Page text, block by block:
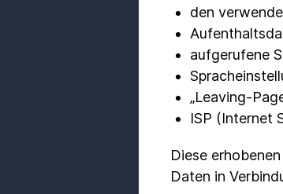
den
aufgerufene
„Leaving-
ISP (Internet
Diese
Daten in